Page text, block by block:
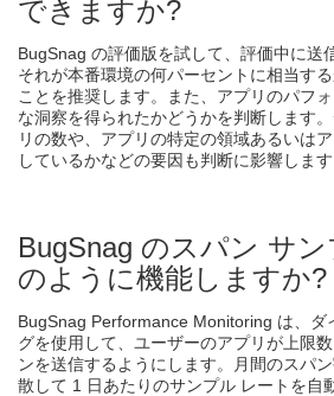
できますか?
BugSnag の評価版を試して、評価中に送
それが本番環境の何パーセントに相当す
ことを推奨します。また、アプリのパフ
な洞察を得られたかどうかを判断します
リの数や、アプリの特定の領域あるいは
しているかなどの要因も判断に影響します
BugSnag のスパン サ
のように機能しますか?
BugSnag Performance Monitoring は、ダ
グを使用して、ユーザーのアプリが上限
ンを送信するようにします。月間のスパ
散して 1 日あたりのサンプル レートを自